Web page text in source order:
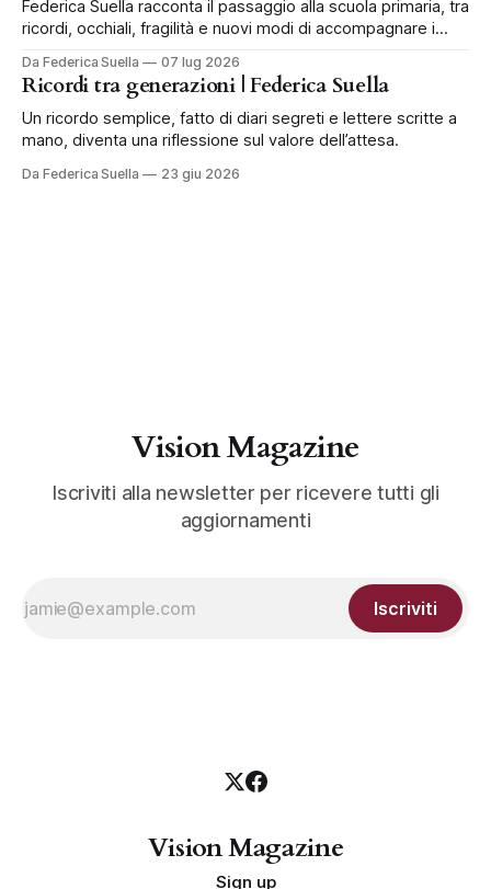
Federica Suella racconta il passaggio alla scuola primaria, tra
ricordi, occhiali, fragilità e nuovi modi di accompagnare i
Da Federica Suella 07 lug 2026
Ricordi tra generazioni | Federica Suella
Un ricordo semplice, fatto di diari segreti e lettere scritte a
mano, diventa una riflessione sul valore dell’attesa.
Da Federica Suella 23 giu 2026
Vision Magazine
Iscriviti alla newsletter per ricevere tutti gli
aggiornamenti
Iscriviti
Vision Magazine
Sign up